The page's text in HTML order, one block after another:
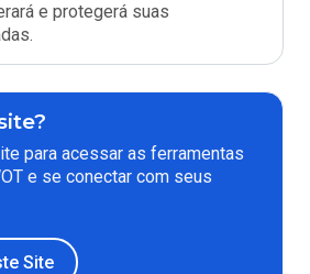
e protegerá suas
para acessar as ferramentas
e se conectar com seus
Site